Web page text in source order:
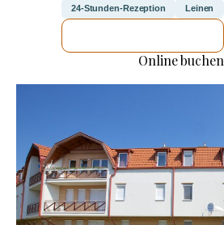
24-Stunden-Rezeption Leinen
Online buchen